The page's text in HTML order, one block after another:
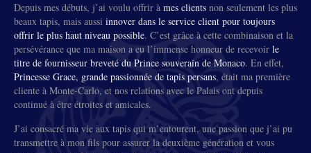
Depuis mes débuts, j’ai voulu offrir à mes clients non seulement les plus
beaux tapis, mais aussi innover dans le service client pour toujours
offrir le plus haut niveau possible. C’est grâce à cette combinaison et la
persévérance que ma maison a eu l’immense honneur de recevoir le
titre de fournisseur breveté du Prince souverain de Monaco. En effet,
Princesse Grace, grande passionnée de tapis persans, était ma première
cliente à Monte-Carlo, et nos relations avec le Palais ont depuis
continué à être étroites et amicales.
J’ai consacré ma vie aux tapis qui m’entourent, une passion que j’ai pu
transmettre à mon fils pour assurer la deuxième génération et vous